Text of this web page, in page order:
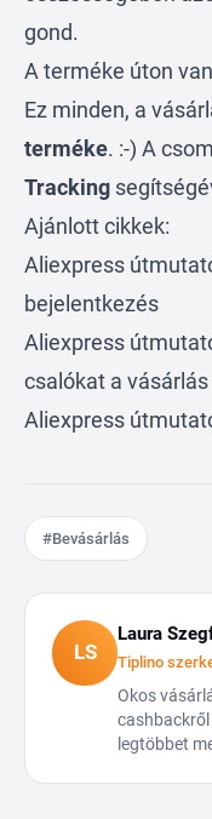
gond.
A terméke úton van
Ez minden, a
terméke. :-) A
Tracking
Ajánlott cikkek:
Aliexpress
bejelentkezés
Aliexpress
csalókat a
Aliexpress
#Bevásárlás
LS
Laura
Tiplino
Okos
cashbackről
legtöbbet